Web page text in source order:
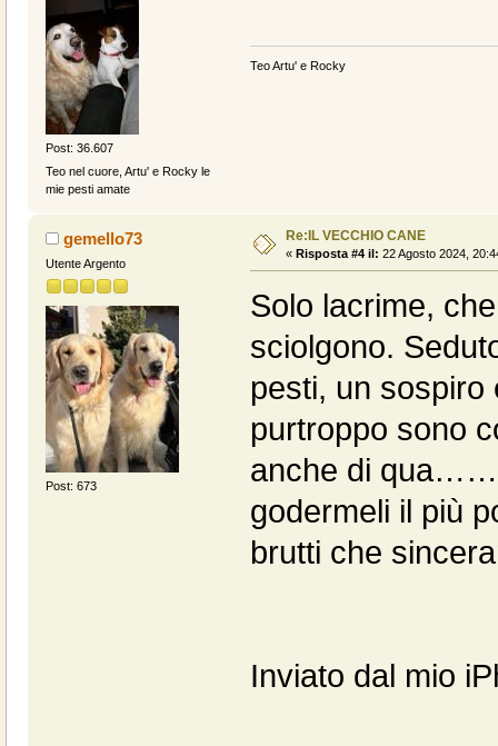
Post: 36.607
Teo nel cuore, Artu' e Rocky le
mie pesti amate
Teo Artu' e Rocky
gemello73
Utente Argento
Post: 673
Re:IL VECCHIO CANE
« Risposta #4 il: 22 Agosto 2024,
Solo lacrime,
sciolgono.
pesti, un sospiro
purtroppo sono
anche di qua……
godermeli il più
brutti che
Inviato dal mio